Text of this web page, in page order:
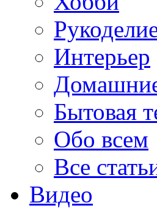
Интерьер
Бытовая
Обо всем
Все
Видео